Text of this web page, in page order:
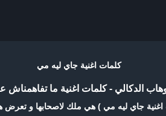
كلمات اغنية جاي ليه مي
الدكالي -كلمات اغنية ما تفاهمناش
جاي ليه مي ) هي ملك لاصحابها و تعرض